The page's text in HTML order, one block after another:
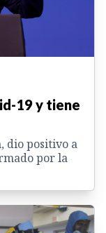
19 y tiene
dio positivo a
por la